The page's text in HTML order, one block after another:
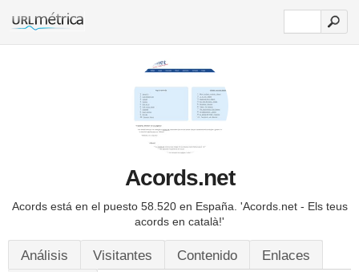
Acords.net
Acords está en el puesto 58.520 en España. 'Acords.net - Els teus
acords en català!'
Análisis Visitantes Contenido
Enlaces